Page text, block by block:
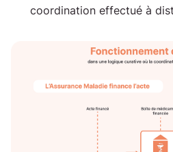
coordination effectué à